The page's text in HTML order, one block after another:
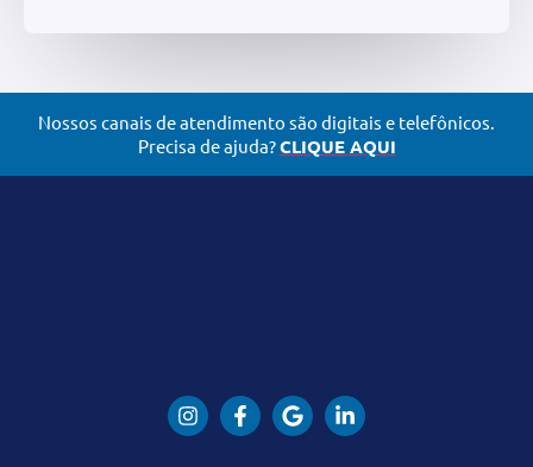
Nossos canais de atendimento são digitais e telefônicos.
Precisa de ajuda?CLIQUE AQUI